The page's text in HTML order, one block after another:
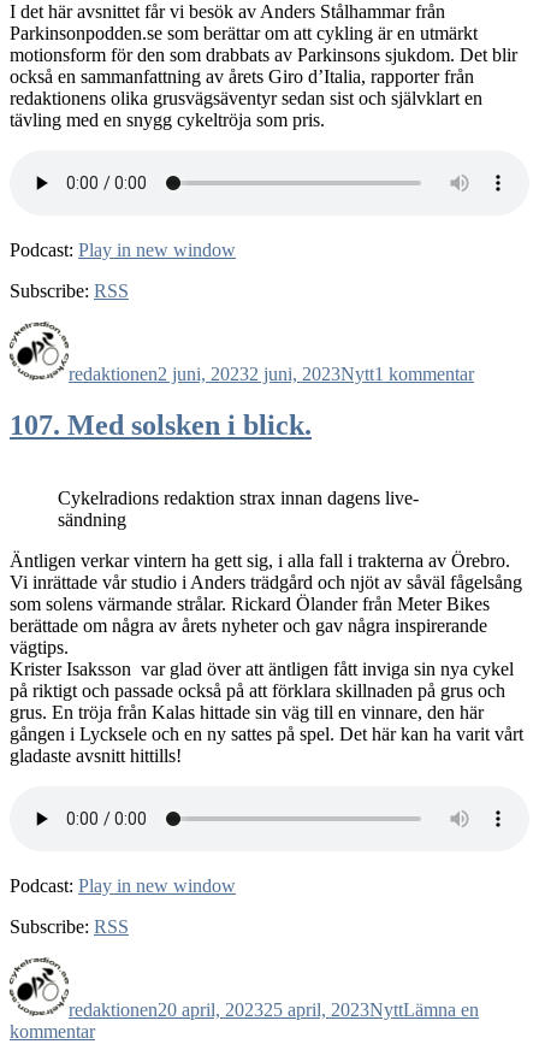
I det här avsnittet får vi besök av Anders Stålhammar från
Parkinsonpodden.se som berättar om att cykling är en utmärkt
motionsform för den som drabbats av Parkinsons sjukdom. Det blir
också en sammanfattning av årets Giro d’Italia, rapporter från
redaktionens olika grusvägsäventyr sedan sist och självklart en
tävling med en snygg cykeltröja som pris.
Podcast: Play in new window
Subscribe: RSS
redaktionen2 juni, 20232 juni, 2023Nytt1 kommentarMellan
107. Med solsken i blick.
Cykelradions redaktion strax innan dagens live-
sändning
Äntligen verkar vintern ha gett sig, i alla fall i trakterna av Örebro.
Vi inrättade vår studio i Anders trädgård och njöt av såväl fågelsång
som solens värmande strålar. Rickard Ölander från Meter Bikes
berättade om några av årets nyheter och gav några inspirerande
vägtips.
Krister Isaksson var glad över att äntligen fått inviga sin nya cykel
på riktigt och passade också på att förklara skillnaden på grus och
grus. En tröja från Kalas hittade sin väg till en vinnare, den här
gången i Lycksele och en ny sattes på spel. Det här kan ha varit vårt
gladaste avsnitt hittills!
Podcast: Play in new window
Subscribe: RSS
redaktionen20 april, 202325 april, 2023NyttLämna en
kommentartill